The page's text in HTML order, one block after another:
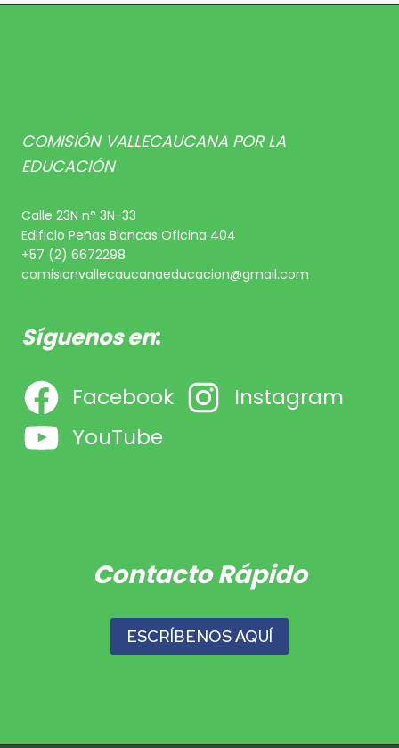
COMISIÓN VALLECAUCANA POR LA
EDUCACIÓN
Calle 23N n° 3N-33
Edificio Peñas Blancas Oficina 404
+57 (2) 6672298
comisionvallecaucanaeducacion@gmail.com
Síguenos en:
Facebook
Instagram
YouTube
Contacto Rápido
ESCRÍBENOS AQUÍ